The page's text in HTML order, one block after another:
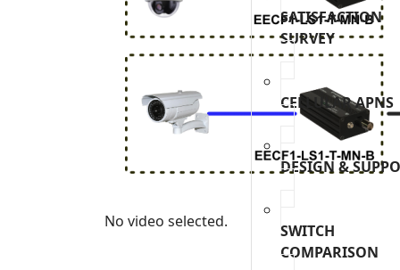
SATISFACTION
SURVEY
CELLULAR APNS
DESIGN &
SWITCH
COMPARISON
No video selected.